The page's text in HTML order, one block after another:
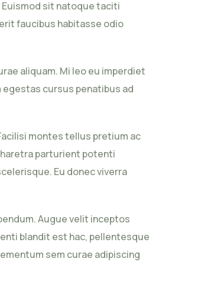
sit natoque taciti
faucibus habitasse odio
aliquam. Mi leo eu imperdiet
cursus penatibus ad
montes tellus pretium ac
parturient potenti
Eu donec viverra
Augue velit inceptos
blandit est hac, pellentesque
sem curae adipiscing